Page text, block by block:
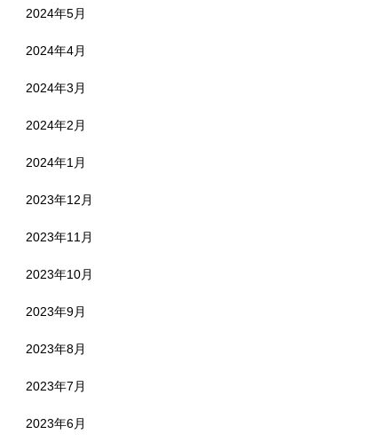
2024年5月
2024年4月
2024年3月
2024年2月
2024年1月
2023年12月
2023年11月
2023年10月
2023年9月
2023年8月
2023年7月
2023年6月